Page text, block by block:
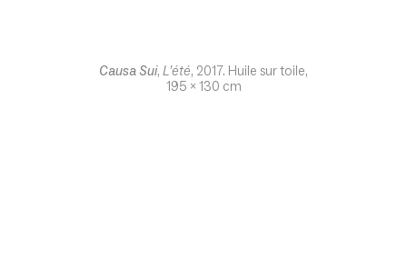
Causa Sui, L’été, 2017. Huile sur toile,
195 x 130 cm